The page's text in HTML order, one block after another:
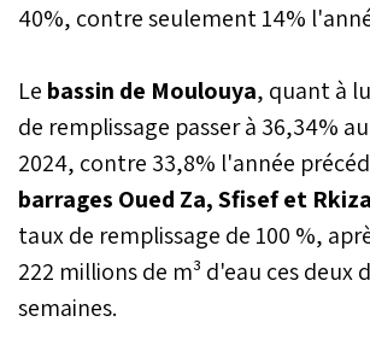
40%, contre seulement 14%
Le bassin de Moulouya, quant à
de remplissage passer à 36,34%
2024, contre 33,8% l'année
barrages Oued Za, Sfisef et Rkiza
taux de remplissage de 100 %,
222 millions de m³ d'eau ces deux
semaines.